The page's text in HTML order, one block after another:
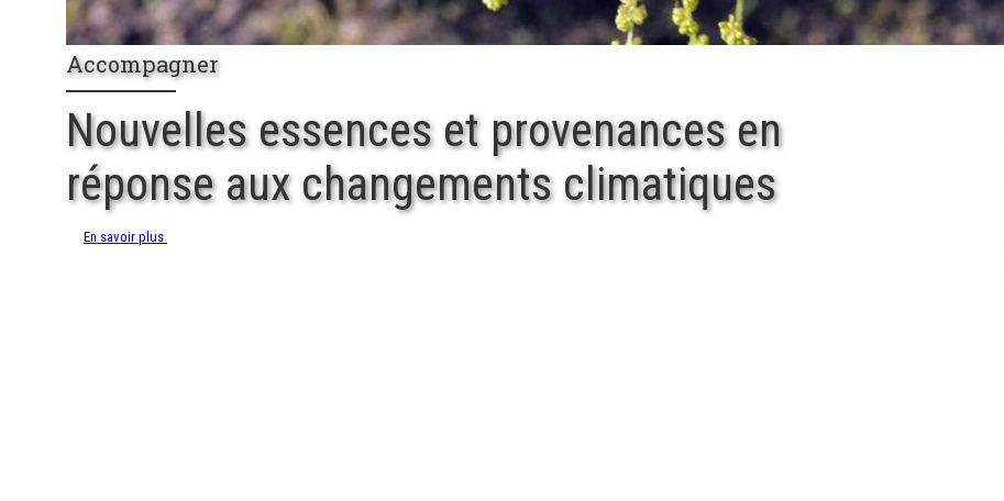
Accompagner
Nouvelles essences et provenances en
réponse aux changements climatiques
En savoir plus